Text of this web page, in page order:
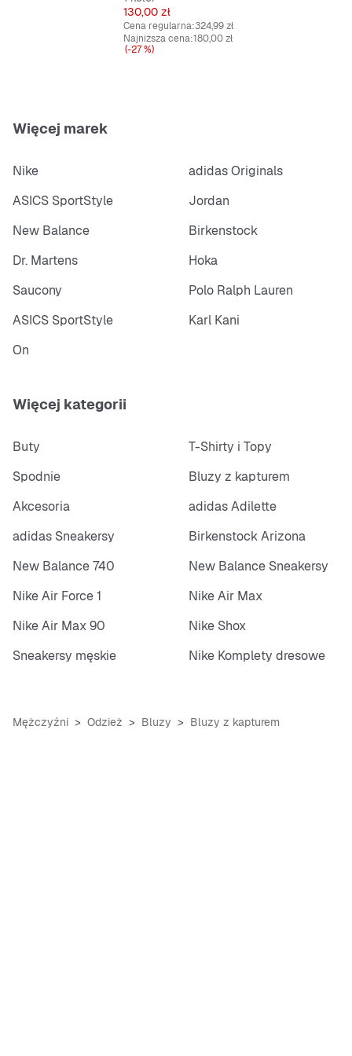
Cena
130,00 zł
Cena regularna:324,99 zł
Najniższa cena:180,00 zł
(-27 %)
Więcej marek
Nike
adidas Originals
ASICS SportStyle
Jordan
New Balance
Birkenstock
Dr. Martens
Hoka
Saucony
Polo Ralph Lauren
ASICS SportStyle
Karl Kani
On
Więcej kategorii
Buty
T-Shirty i Topy
Spodnie
Bluzy z kapturem
Akcesoria
adidas Adilette
adidas Sneakersy
Birkenstock Arizona
New Balance 740
New Balance Sneakersy
Nike Air Force 1
Nike Air Max
Nike Air Max 90
Nike Shox
Sneakersy męskie
Nike Komplety dresowe
Mężczyźni Odzież Bluzy Bluzy z kapturem